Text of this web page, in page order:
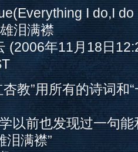
I do,I
泪满襟
(2006年11月18日
”用所有的诗词和“
前也发现过一句能
泪满襟”